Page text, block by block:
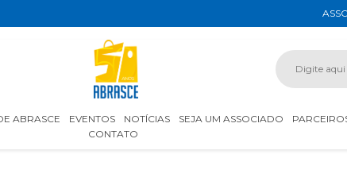
ABRASCE EVENTOS NOTÍCIAS SEJA UM ASSOCIADO
CONTATO